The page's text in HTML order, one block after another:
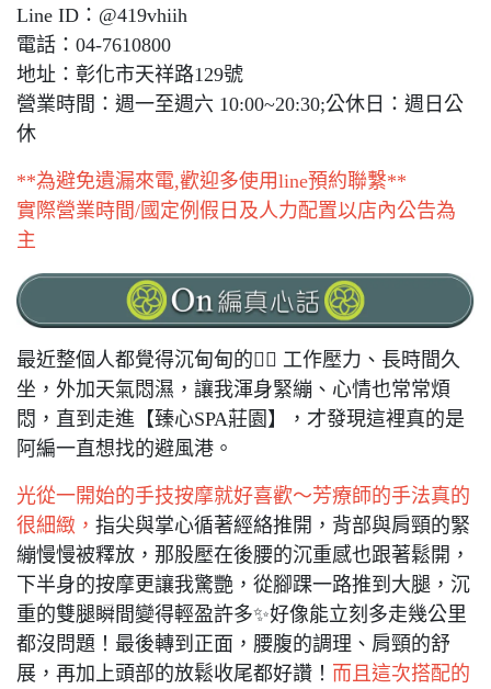
Line ID：@419vhiih
電話：04-7610800
地址：彰化市天祥路129號
營業時間：週一至週六 10:00~20:30;公休日：週日公
休
**為避免遺漏來電,歡迎多使用line預約聯繫**
實際營業時間/國定例假日及人力配置以店內公告為
主
最近整個人都覺得沉甸甸的😮‍💨 工作壓力、長時間久
坐，外加天氣悶濕，讓我渾身緊繃、心情也常常煩
悶，直到走進【臻心SPA莊園】，才發現這裡真的是
阿編一直想找的避風港。
光從一開始的手技按摩就好喜歡～芳療師的手法真的
很細緻， 指尖與掌心循著經絡推開，背部與肩頸的緊
繃慢慢被釋放，那股壓在後腰的沉重感也跟著鬆開，
下半身的按摩更讓我驚艷，從腳踝一路推到大腿，沉
重的雙腿瞬間變得輕盈許多✨好像能立刻多走幾公里
都沒問題！最後轉到正面，腰腹的調理、肩頸的舒
展，再加上頭部的放鬆收尾都好讚！ 而且這次搭配的